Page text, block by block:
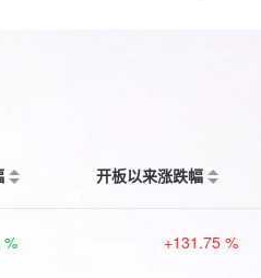
开板以来涨跌幅
% +131.75 %